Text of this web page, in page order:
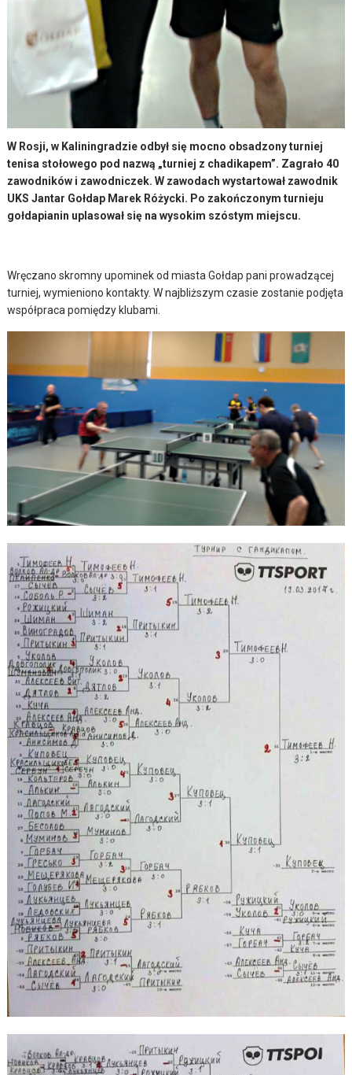
W Rosji, w Kaliningradzie odbył się mocno obsadzony turniej
tenisa stołowego pod nazwą „turniej z chadikapem”. Zagrało 40
zawodników i zawodniczek. W zawodach wystartował zawodnik
UKS Jantar Gołdap Marek Różycki. Po zakończonym turnieju
gołdapianin uplasował się na wysokim szóstym miejscu.
Wręczano skromny upominek od miasta Gołdap pani prowadzącej
turniej, wymieniono kontakty. W najbliższym czasie zostanie podjęta
współpraca pomiędzy klubami.